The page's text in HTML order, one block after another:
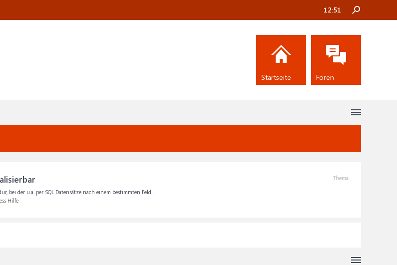
Thema
der u.a. per SQL Datensätze nach einem bestimmten Feld...
Hilfe
12:51
Startseite Foren